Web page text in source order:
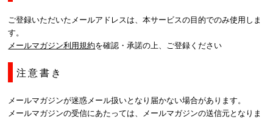
ご登録いただいたメールアドレスは、本サービスの目的でのみ使用しま
す。
メールマガジン利用規約を確認・承諾の上、ご登録ください
注意書き
メールマガジンが迷惑メール扱いとなり届かない場合があります。
メールマガジンの受信にあたっては、メールマガジンの送信元となりま